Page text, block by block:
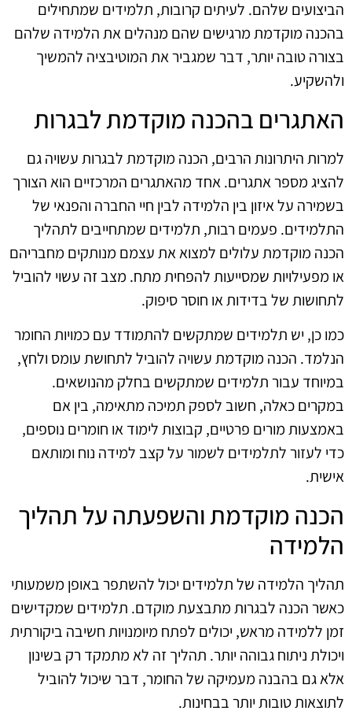
הביצועים שלהם. לעיתים קרובות, תלמידים שמתחילים
בהכנה מוקדמת מרגישים שהם מנהלים את הלמידה שלהם
בצורה טובה יותר, דבר שמגביר את המוטיבציה להמשיך
ולהשקיע.
האתגרים בהכנה מוקדמת לבגרות
למרות היתרונות הרבים, הכנה מוקדמת לבגרות עשויה גם
להציג מספר אתגרים. אחד מהאתגרים המרכזיים הוא הצורך
בשמירה על איזון בין הלמידה לבין חיי החברה והפנאי של
התלמידים. פעמים רבות, תלמידים שמתחייבים לתהליך
הכנה מוקדמת עלולים למצוא את עצמם מנותקים מחבריהם
או מפעילויות שמסייעות להפחית מתח. מצב זה עשוי להוביל
לתחושות של בדידות או חוסר סיפוק.
כמו כן, יש תלמידים שמתקשים להתמודד עם כמויות החומר
הנלמד. הכנה מוקדמת עשויה להוביל לתחושת עומס ולחץ,
במיוחד עבור תלמידים שמתקשים בחלק מהנושאים.
במקרים כאלה, חשוב לספק תמיכה מתאימה, בין אם
באמצעות מורים פרטיים, קבוצות לימוד או חומרים נוספים,
כדי לעזור לתלמידים לשמור על קצב למידה נוח ומותאם
אישית.
הכנה מוקדמת והשפעתה על תהליך
הלמידה
תהליך הלמידה של תלמידים יכול להשתפר באופן משמעותי
כאשר הכנה לבגרות מתבצעת מוקדם. תלמידים שמקדישים
זמן ללמידה מראש, יכולים לפתח מיומנויות חשיבה ביקורתית
ויכולת ניתוח גבוהה יותר. תהליך זה לא מתמקד רק בשינון
אלא גם בהבנה מעמיקה של החומר, דבר שיכול להוביל
לתוצאות טובות יותר בבחינות.